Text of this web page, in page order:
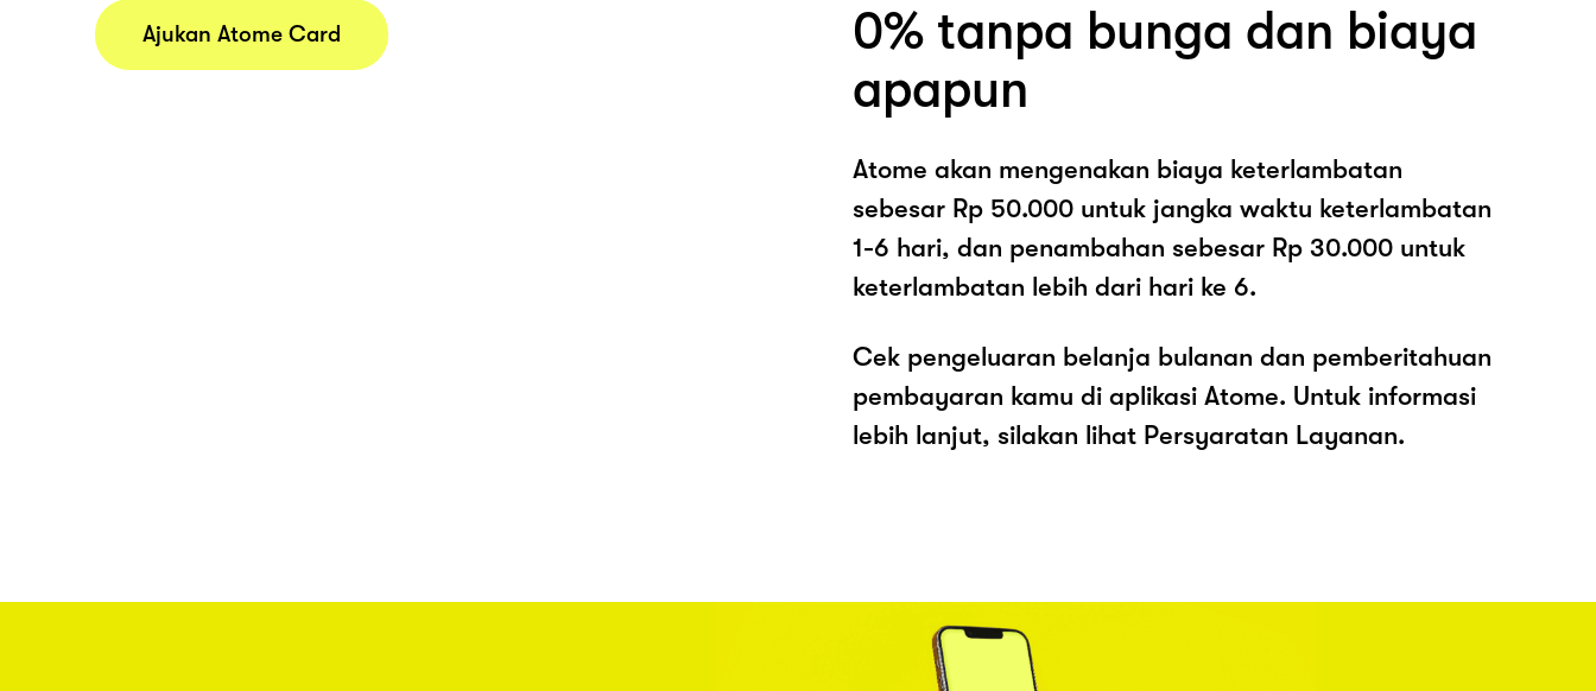
Ajukan Atome Card
0% tanpa bunga dan biaya
apapun
Atome akan mengenakan biaya keterlambatan
sebesar Rp 50.000 untuk jangka waktu keterlambatan
1-6 hari, dan penambahan sebesar Rp 30.000 untuk
keterlambatan lebih dari hari ke 6.
Cek pengeluaran belanja bulanan dan pemberitahuan
pembayaran kamu di aplikasi Atome. Untuk informasi
lebih lanjut, silakan lihat Persyaratan Layanan.